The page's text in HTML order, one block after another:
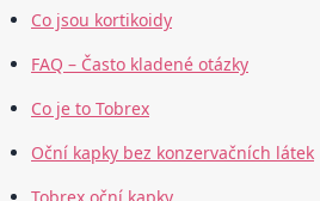
Co jsou kortikoidy
FAQ – Často kladené otázky
Co je to Tobrex
Oční kapky bez konzervačních látek